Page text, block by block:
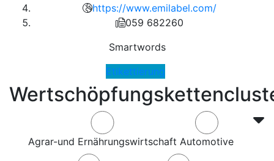
Agrar-und Ernährungswirtschaft Automotive
https://www.emilabel.com/
059 682260
Smartwords
Etikettierung